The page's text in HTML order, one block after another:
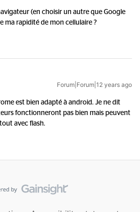
(en choisir un autre que Google
ma rapidité de mon cellulaire ?
Forum|Forum|12 years ago
est bien adapté à android. Je ne dit
fonctionneront pas bien mais peuvent
avec flash.